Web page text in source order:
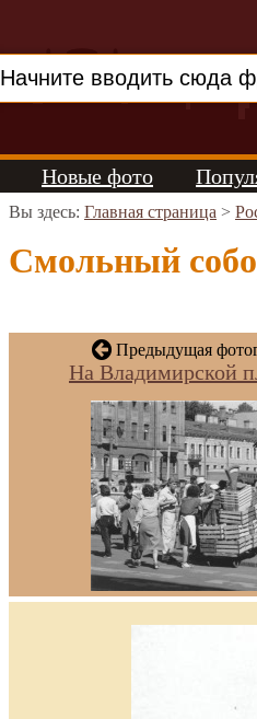
Новые фото
Вы здесь: Главная страница >
Смольный
Предыдущая
На Владимирской